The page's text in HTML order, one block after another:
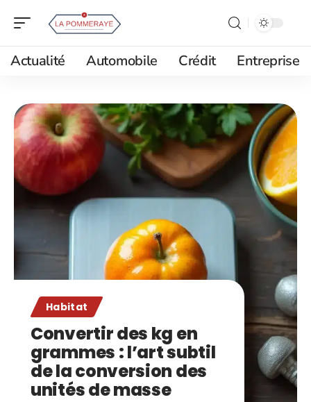
Actualité Automobile Crédit Entreprise
Habitat
Convertir des kg en
grammes : l’art subtil
de la conversion des
unités de masse